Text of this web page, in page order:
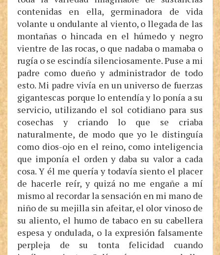
contenidas en ella, germinadora de vida
volante u ondulante al viento, o llegada de las
montañas o hincada en el húmedo y negro
vientre de las rocas, o que nadaba o mamaba o
rugía o se escindía silenciosamente. Puse a mi
padre como dueño y administrador de todo
esto. Mi padre vivía en un universo de fuerzas
gigantescas porque lo entendía y lo ponía a su
servicio, utilizando el sol cotidiano para sus
cosechas y criando lo que se criaba
naturalmente, de modo que yo le distinguía
como dios-ojo en el reino, como inteligencia
que imponía el orden y daba su valor a cada
cosa. Y él me quería y todavía siento el placer
de hacerle reír, y quizá no me engañe a mí
mismo al recordar la sensación en mi mano de
niño de su mejilla sin afeitar, el olor vinoso de
su aliento, el humo de tabaco en su cabellera
espesa y ondulada, o la expresión falsamente
perpleja de su tonta felicidad cuando